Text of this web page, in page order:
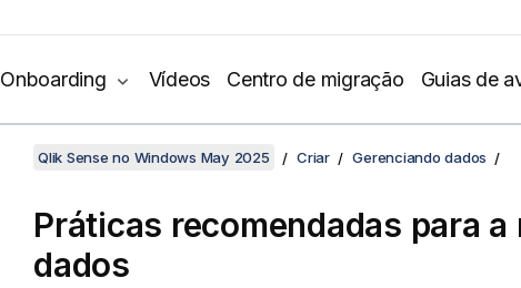
Onboarding Vídeos Centro de migração Guias de
Qlik Sense no Windows May 2025 Criar Gerenciando dados
Práticas recomendadas para a
dados